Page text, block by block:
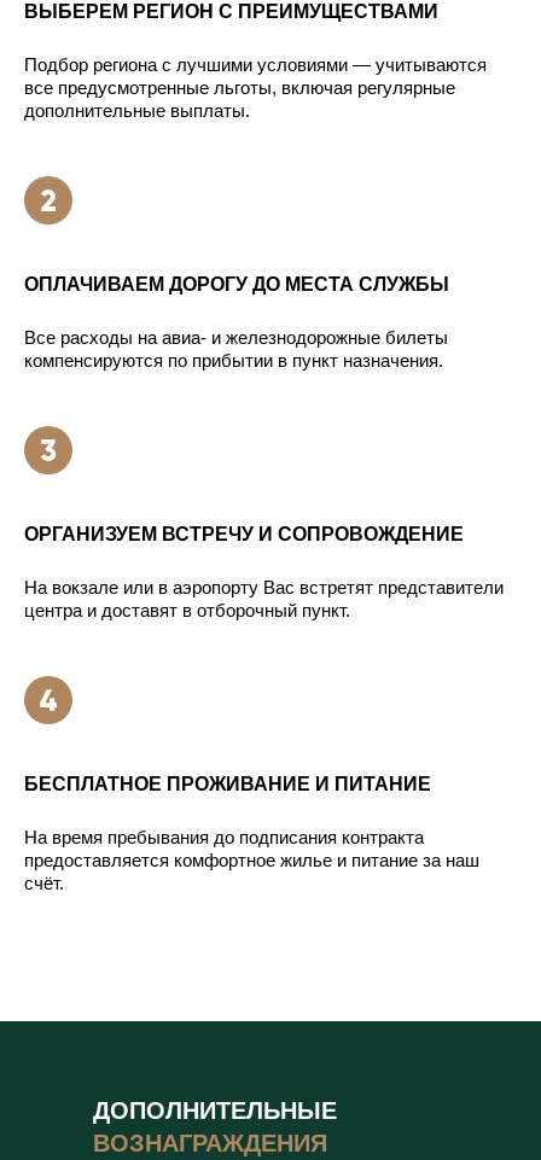
ВЫБЕРЕМ РЕГИОН С ПРЕИМУЩЕСТВАМИ
Подбор региона с лучшими условиями — учитываются
все предусмотренные льготы, включая регулярные
дополнительные выплаты.
ОПЛАЧИВАЕМ ДОРОГУ ДО МЕСТА СЛУЖБЫ
Все расходы на авиа- и железнодорожные билеты
компенсируются по прибытии в пункт назначения.
ОРГАНИЗУЕМ ВСТРЕЧУ И СОПРОВОЖДЕНИЕ
На вокзале или в аэропорту Вас встретят представители
центра и доставят в отборочный пункт.
БЕСПЛАТНОЕ ПРОЖИВАНИЕ И ПИТАНИЕ
На время пребывания до подписания контракта
предоставляется комфортное жилье и питание за наш
счёт.
ДОПОЛНИТЕЛЬНЫЕ
ВОЗНАГРАЖДЕНИЯ